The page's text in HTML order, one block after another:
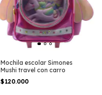
Mochila escolar Simones
Mushi travel con carro
$120.000